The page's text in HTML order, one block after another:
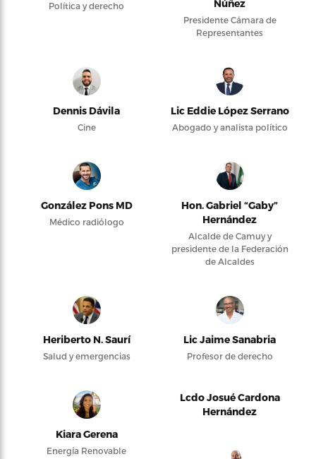
Política y derecho Núñez
Presidente Cámara de
Representantes
Dennis Dávila
Cine
Lic Eddie López Serrano
Abogado y analista político
González Pons MD
Médico radiólogo
Hon. Gabriel “Gaby”
Hernández
Alcalde de Camuy y
presidente de la Federación
de Alcaldes
Heriberto N. Saurí
Salud y emergencias
Lic Jaime Sanabria
Profesor de derecho
Kiara Gerena
Energía Renovable
Lcdo Josué Cardona
Hernández